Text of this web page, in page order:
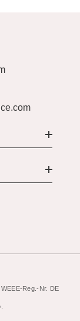
Reg.-Nr. DE